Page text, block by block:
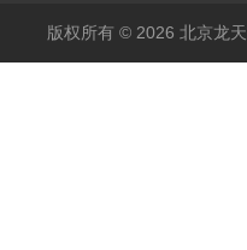
包邮
版权所有 © 2026 北京龙